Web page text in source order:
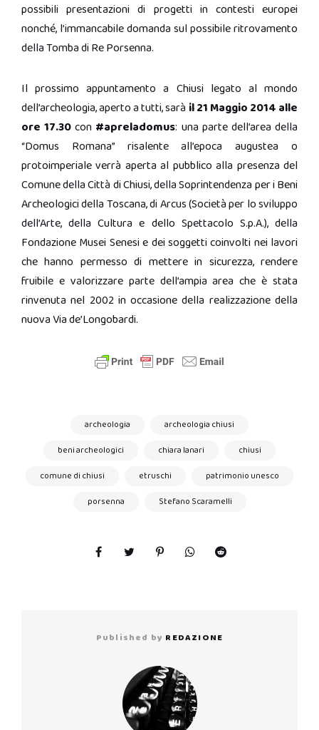
possibili presentazioni di progetti in contesti europei
nonché, l’immancabile domanda sul possibile ritrovamento
della Tomba di Re Porsenna.
Il prossimo appuntamento a Chiusi legato al mondo
dell’archeologia, aperto a tutti, sarà il 21 Maggio 2014 alle
ore 17.30 con #apreladomus: una parte dell’area della
“Domus Romana” risalente all’epoca augustea o
protoimperiale verrà aperta al pubblico alla presenza del
Comune della Città di Chiusi, della Soprintendenza per i Beni
Archeologici della Toscana, di Arcus (Società per lo sviluppo
dell’Arte, della Cultura e dello Spettacolo S.p.A.), della
Fondazione Musei Senesi e dei soggetti coinvolti nei lavori
che hanno permesso di mettere in sicurezza, rendere
fruibile e valorizzare parte dell’ampia area che è stata
rinvenuta nel 2002 in occasione della realizzazione della
nuova Via de’Longobardi.
archeologia
archeologia chiusi
beni archeologici
chiara lanari
chiusi
comune di chiusi
etruschi
patrimonio unesco
porsenna
Stefano Scaramelli
Published by REDAZIONE